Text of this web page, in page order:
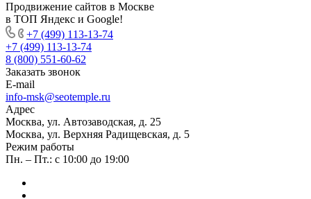
Продвижение сайтов в Москве
в ТОП Яндекс и Google!
+7 (499) 113-13-74
+7 (499) 113-13-74
8 (800) 551-60-62
Заказать звонок
E-mail
info-msk@seotemple.ru
Адрес
Москва, ул. Автозаводская, д. 25
Москва, ул. Верхняя Радищевская, д. 5
Режим работы
Пн. – Пт.: с 10:00 до 19:00